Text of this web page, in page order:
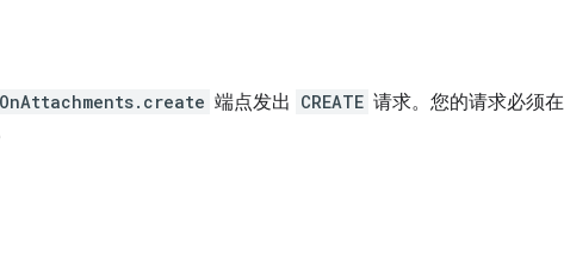
端点发出 CREATE 请求。您的请求必须在